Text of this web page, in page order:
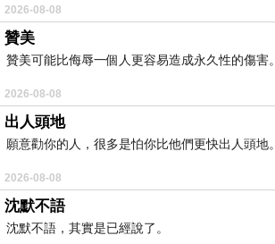
2026-08-08
贊美
贊美可能比侮辱一個人更容易造成永久性的傷害。
2026-08-08
出人頭地
願意勸你的人，很多是怕你比他們更快出人頭地。
2026-08-08
沈默不語
沈默不語，其實是已經說了。